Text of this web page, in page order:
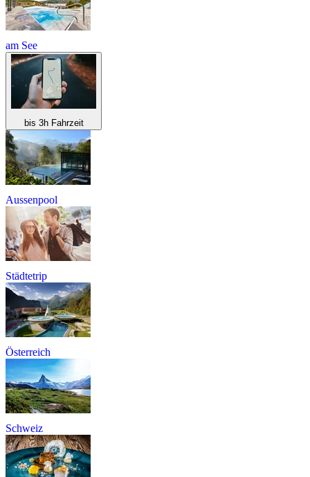
am See
bis 3h Fahrzeit
Aussenpool
Städtetrip
Österreich
Schweiz